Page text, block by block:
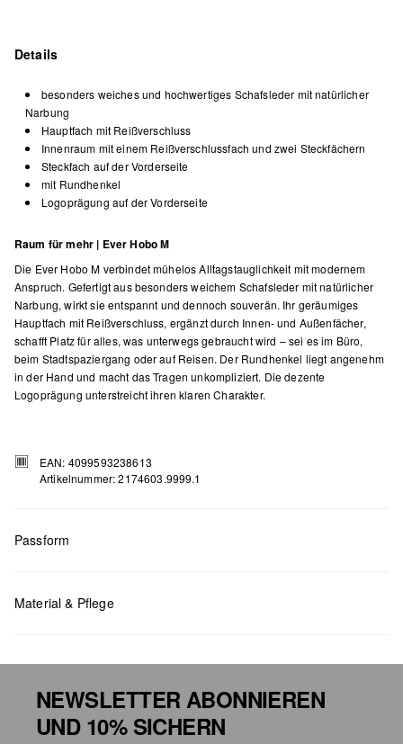
Details
besonders weiches und hochwertiges Schafsleder mit natürlicher
Narbung
Hauptfach mit Reißverschluss
Innenraum mit einem Reißverschlussfach und zwei Steckfächern
Steckfach auf der Vorderseite
mit Rundhenkel
Logoprägung auf der Vorderseite
Raum für mehr | Ever Hobo M
Die Ever Hobo M verbindet mühelos Alltagstauglichkeit mit modernem
Anspruch. Gefertigt aus besonders weichem Schafsleder mit natürlicher
Narbung, wirkt sie entspannt und dennoch souverän. Ihr geräumiges
Hauptfach mit Reißverschluss, ergänzt durch Innen- und Außenfächer,
schafft Platz für alles, was unterwegs gebraucht wird – sei es im Büro,
beim Stadtspaziergang oder auf Reisen. Der Rundhenkel liegt angenehm
in der Hand und macht das Tragen unkompliziert. Die dezente
Logoprägung unterstreicht ihren klaren Charakter.
EAN: 4099593238613
Artikelnummer: 2174603.9999.1
Passform
Material & Pflege
NEWSLETTER ABONNIEREN
UND 10% SICHERN